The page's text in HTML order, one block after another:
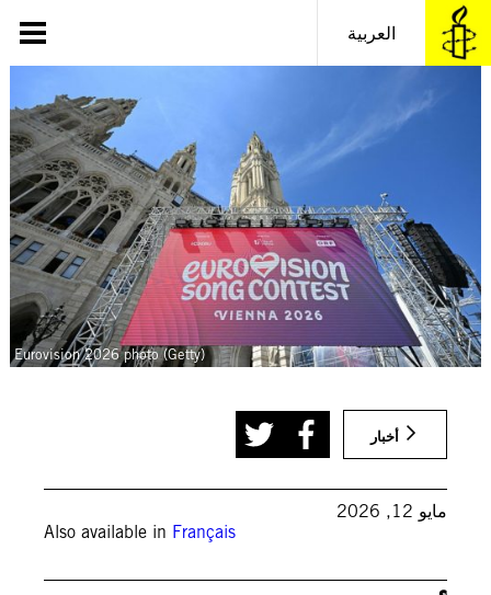
العربية
تخطى
إلى
المحتوى
Eurovision 2026 photo (Getty)
أخبار
مايو 12, 2026
Also available in Français